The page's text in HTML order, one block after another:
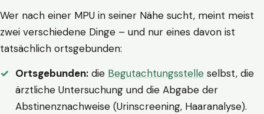
Wer nach einer MPU in seiner Nähe sucht, meint meist
zwei verschiedene Dinge – und nur eines davon ist
tatsächlich ortsgebunden:
Ortsgebunden: die Begutachtungsstelle selbst, die
ärztliche Untersuchung und die Abgabe der
Abstinenznachweise (Urinscreening, Haaranalyse).